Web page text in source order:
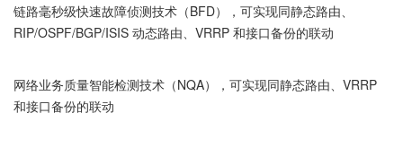
链路毫秒级快速故障侦测技术（BFD），可实现同静态路由、
RIP/OSPF/BGP/ISIS 动态路由、VRRP 和接口备份的联动
网络业务质量智能检测技术（NQA），可实现同静态路由、VRRP
和接口备份的联动